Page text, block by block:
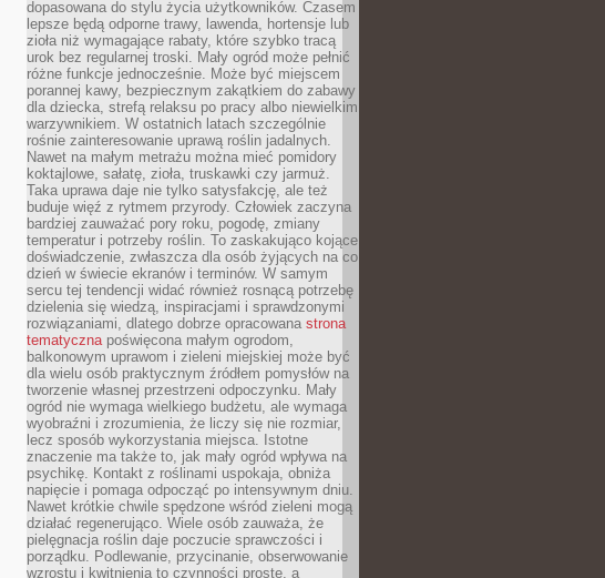
dopasowana do stylu życia użytkowników. Czasem
lepsze będą odporne trawy, lawenda, hortensje lub
zioła niż wymagające rabaty, które szybko tracą
urok bez regularnej troski. Mały ogród może pełnić
różne funkcje jednocześnie. Może być miejscem
porannej kawy, bezpiecznym zakątkiem do zabawy
dla dziecka, strefą relaksu po pracy albo niewielkim
warzywnikiem. W ostatnich latach szczególnie
rośnie zainteresowanie uprawą roślin jadalnych.
Nawet na małym metrażu można mieć pomidory
koktajlowe, sałatę, zioła, truskawki czy jarmuż.
Taka uprawa daje nie tylko satysfakcję, ale też
buduje więź z rytmem przyrody. Człowiek zaczyna
bardziej zauważać pory roku, pogodę, zmiany
temperatur i potrzeby roślin. To zaskakująco kojące
doświadczenie, zwłaszcza dla osób żyjących na co
dzień w świecie ekranów i terminów. W samym
sercu tej tendencji widać również rosnącą potrzebę
dzielenia się wiedzą, inspiracjami i sprawdzonymi
rozwiązaniami, dlatego dobrze opracowana strona
tematycznapoświęcona małym ogrodom,
balkonowym uprawom i zieleni miejskiej może być
dla wielu osób praktycznym źródłem pomysłów na
tworzenie własnej przestrzeni odpoczynku. Mały
ogród nie wymaga wielkiego budżetu, ale wymaga
wyobraźni i zrozumienia, że liczy się nie rozmiar,
lecz sposób wykorzystania miejsca. Istotne
znaczenie ma także to, jak mały ogród wpływa na
psychikę. Kontakt z roślinami uspokaja, obniża
napięcie i pomaga odpocząć po intensywnym dniu.
Nawet krótkie chwile spędzone wśród zieleni mogą
działać regenerująco. Wiele osób zauważa, że
pielęgnacja roślin daje poczucie sprawczości i
porządku. Podlewanie, przycinanie, obserwowanie
wzrostu i kwitnienia to czynności proste, a